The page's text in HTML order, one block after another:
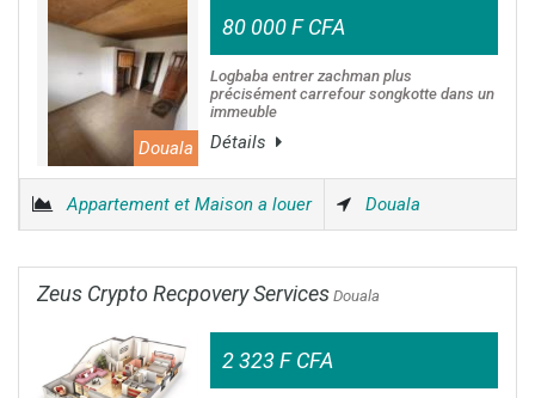
Douala
80 000 F CFA
Logbaba entrer zachman plus
précisément carrefour songkotte dans un
immeuble
Détails
Appartement et Maison a louer Douala
Zeus Crypto Recpovery Services Douala
2 323 F CFA